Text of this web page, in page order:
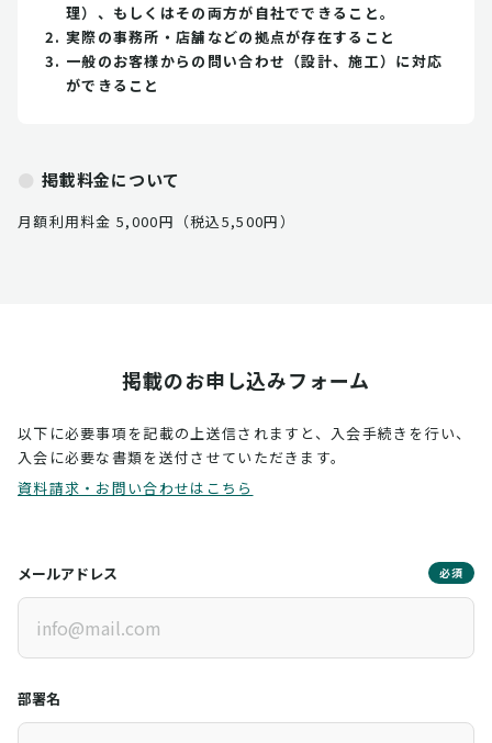
理）、もしくはその両方が自社でできること。
実際の事務所・店舗などの拠点が存在すること
一般のお客様からの問い合わせ（設計、施工）に対応
ができること
掲載料金について
月額利用料金 5,000円（税込5,500円）
掲載のお申し込みフォーム
以下に必要事項を記載の上送信されますと、入会手続きを行い、
入会に必要な書類を送付させていただきます。
資料請求・お問い合わせはこちら
メールアドレス 必須
部署名